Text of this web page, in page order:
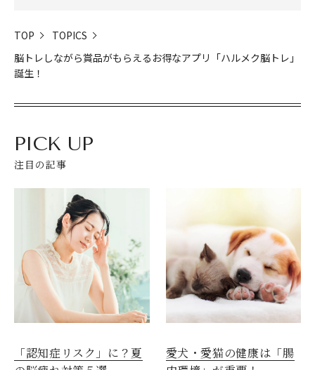
TOP
TOPICS
脳トレしながら賞品がもらえるお得なアプリ「ハルメク脳トレ」
誕生！
PICK UP
注目の記事
「認知症リスク」に？夏
愛犬・愛猫の健康は「腸